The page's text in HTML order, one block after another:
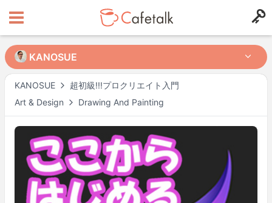
KANOSUE
超初級!!!プロクリエイト入門
Art & Design
Drawing And Painting
KANOSUE
KANOSUE
from in
653 164
Доступное время
Wed 17:00 – 18:00
Actual availability may differ. Please check when you make a request.
Shown in Asia/Tokyotime.